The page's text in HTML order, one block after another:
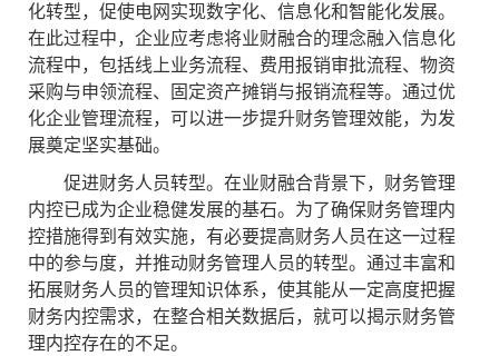
化转型，促使电网实现数字化、信息化和智能化发展。
在此过程中，企业应考虑将业财融合的理念融入信息化
流程中，包括线上业务流程、费用报销审批流程、物资
采购与申领流程、固定资产摊销与报销流程等。通过优
化企业管理流程，可以进一步提升财务管理效能，为发
展奠定坚实基础。
促进财务人员转型。在业财融合背景下，财务管理
内控已成为企业稳健发展的基石。为了确保财务管理内
控措施得到有效实施，有必要提高财务人员在这一过程
中的参与度，并推动财务管理人员的转型。通过丰富和
拓展财务人员的管理知识体系，使其能从一定高度把握
财务内控需求，在整合相关数据后，就可以揭示财务管
理内控存在的不足。